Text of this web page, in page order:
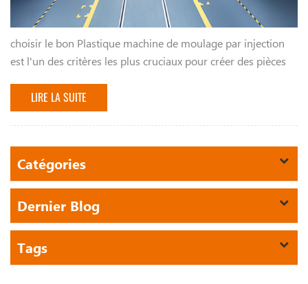
choisir le bon Plastique machine de moulage par injection
est l'un des critères les plus cruciaux pour créer des pièces
machine appropriée v...
LIRE LA SUITE
Catégories
Dernier Blog
Tags